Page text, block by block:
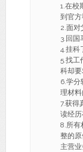
1.在校
到官方
2.面
3.回国
4.挂科
5.找工
科却
6.学分
理材料
7.获得
读经历
8.所有
整的原
主营